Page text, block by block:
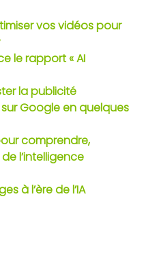
vos vidéos pour
le rapport « AI
la publicité
Google en quelques
comprendre,
l’intelligence
à l’ère de l’IA